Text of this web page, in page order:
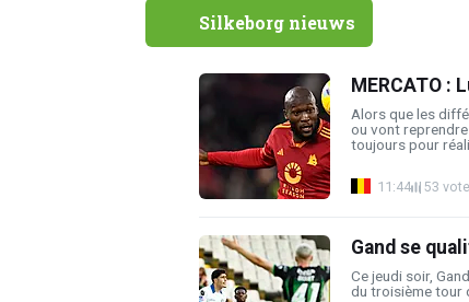
Silkeborg nieuws
MERCATO :
Alors que les
ou vont
toujours pour
11:44 53
Gand se
Ce jeudi soir,
du troisième tour